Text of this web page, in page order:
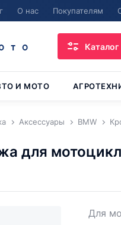
О нас Покупателям
Каталог
И МОТО
Аксессуары BMW
для
Для